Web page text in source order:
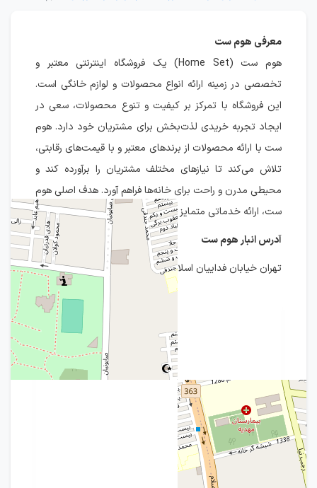
معرفی هوم ست
هوم ست (Home Set) یک فروشگاه اینترنتی معتبر و
تخصصی در زمینه ارائه انواع محصولات و لوازم خانگی است.
این فروشگاه با تمرکز بر کیفیت و تنوع محصولات، سعی در
ایجاد تجربه خریدی لذت‌بخش برای مشتریان خود دارد. هوم
ست با ارائه محصولات از برندهای معتبر و با قیمت‌های رقابتی،
تلاش می‌کند تا نیازهای مختلف مشتریان را برآورده کند و
محیطی مدرن و راحت برای خانه‌ها فراهم آورد. هدف اصلی هوم
ست، ارائه خدماتی متمایز و رضایت‌بخش به مشتریان است.
آدرس انبار هوم ست
تهران خیابان فداییان اسلام